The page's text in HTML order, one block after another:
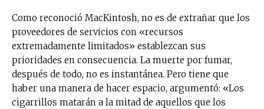
Como reconoció MacKintosh, no es de extrañar que los
proveedores de servicios con «recursos
extremadamente limitados» establezcan sus
prioridades en consecuencia. La muerte por fumar,
después de todo, no es instantánea. Pero tiene que
haber una manera de hacer espacio, argumentó: «Los
cigarrillos matarán a la mitad de aquellos que los